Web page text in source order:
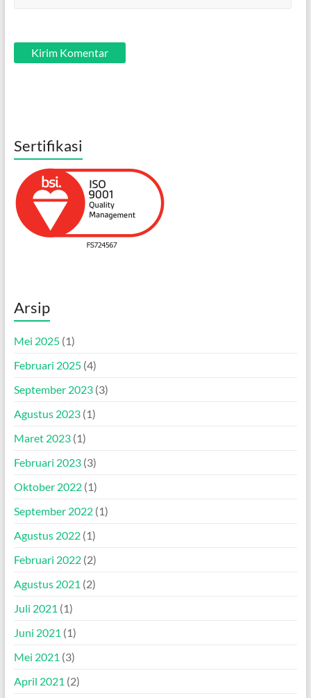
Sertifikasi
Arsip
Mei 2025(1)
Februari 2025(4)
September 2023(3)
Agustus 2023(1)
Maret 2023(1)
Februari 2023(3)
Oktober 2022(1)
September 2022(1)
Agustus 2022(1)
Februari 2022(2)
Agustus 2021 (2)
Juli 2021 (1)
Juni 2021 (1)
Mei 2021 (3)
April 2021 (2)